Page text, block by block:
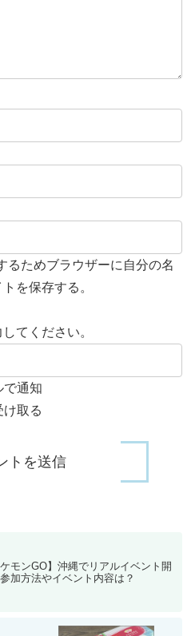
るためブラウザーに自分の名
を保存する。
てください。
で通知
け取る
ケモンGO】沖縄でリアルイベント開
加方法やイベント内容は？